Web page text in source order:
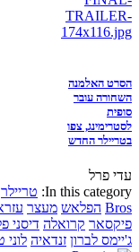
הסרט האלמנה
השחורה עובר
סופית
לסטרימינג, צפו
בטריילר החדש
עדי פרל
In this category: טריילר
Bros הפלאש מעצר
פיקסאר קרואלה דיסני
ג'יימס לברון זנדאיה לוני